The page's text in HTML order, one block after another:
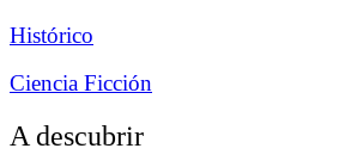
Histórico
Ciencia Ficción
A descubrir